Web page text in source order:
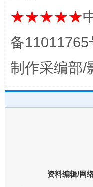
★★★★★
备
制作采编部/
资料编辑/网